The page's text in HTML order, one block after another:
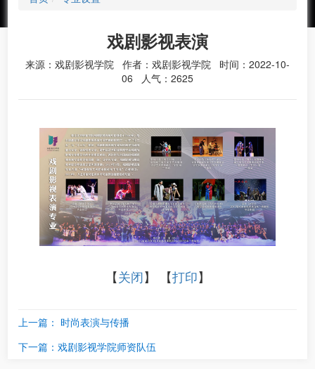
戏剧影视表演
来源：戏剧影视学院 作者：戏剧影视学院 时间：2022-10-
06 人气： 2625
【 关闭 】 【打印 】
上一篇： 时尚表演与传播
下一篇：戏剧影视学院师资队伍